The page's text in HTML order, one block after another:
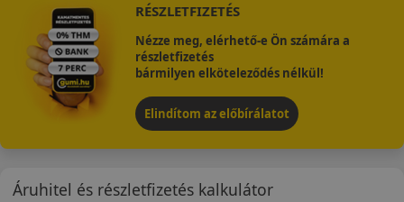
RÉSZLETFIZETÉS
Nézze meg, elérhető-e Ön számára a
részletfizetés
bármilyen elköteleződés nélkül!
Elindítom az előbírálatot
Áruhitel és részletfizetés kalkulátor